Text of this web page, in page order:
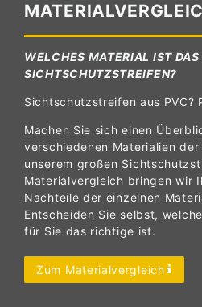
WELCHES MATERIAL IST DAS
SICHTSCHUTZSTREIFEN?
Sichtschutzstreifen aus PVC?
Machen Sie sich einen
verschiedenen Materialien
unserem großen
Materialvergleich bringen wir
Nachteile der einzelnen
Entscheiden Sie selbst,
für Sie das richtige ist.
Zum Materialvergleich